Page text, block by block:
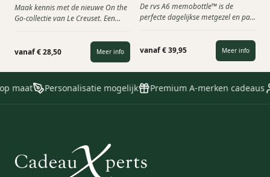
Maak kennis met de nieuwe On the
Go-collectie van Le Creuset. Een
thermoserie, die zijn ontworpen om
je altijd en overal te vergezellen,
voor het leven. Ontworpen met een
hoogwaardige afwerking en
doordachte details die een
eerbetoon zijn aan een traditie van
vanaf € 28,50 Meer info
De rvs A6 memobottle™ is de
perfecte dagelijkse metgezel en past
of broekzak. Dankzij het compacte
formaat en het op papier
geïnspireerde ontwerp houdt de A6
memobottle™ je overal en altijd
gehydrateerd.
vanaf € 39,95 Meer info
maat Personalisatie mogelijk Premium A-merken cadeaus